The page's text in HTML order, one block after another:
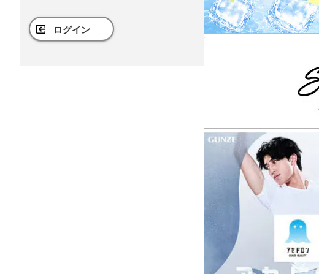
ログイン